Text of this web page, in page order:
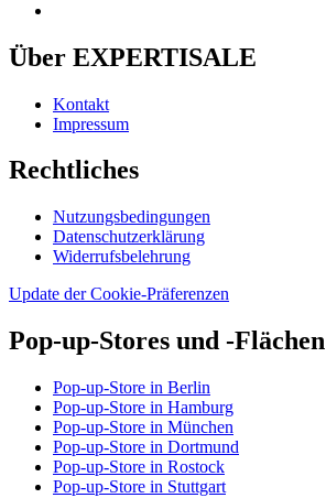
Über EXPERTISALE
Kontakt
Impressum
Rechtliches
Nutzungsbedingungen
Datenschutzerklärung
Widerrufsbelehrung
Update der Cookie-Präferenzen
Pop-up-Stores und -Flächen
Pop-up-Store in Berlin
Pop-up-Store in Hamburg
Pop-up-Store in München
Pop-up-Store in Dortmund
Pop-up-Store in Rostock
Pop-up-Store in Stuttgart